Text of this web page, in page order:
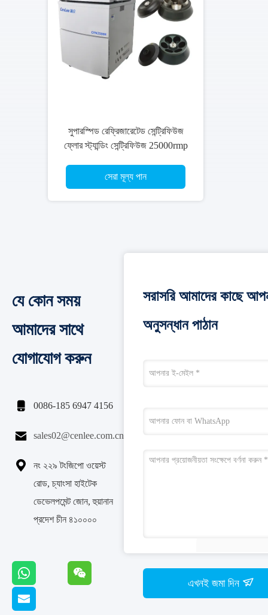
যে কোন সময়
আমাদের সাথে
যোগাযোগ করুন
 0086-185 6947 4156
 sales02@cenlee.com.cn

নং ২২৯ টংজিপো ওয়েস্ট
রোড, চ্যাংসা হাইটেক
ডেভেলপমেন্ট জোন, হুয়ানান
প্রদেশ চীন ৪১০০০০
সরাসরি আমাদের কাছে
অনুসন্ধান পাঠান
এখনই জমা দিন